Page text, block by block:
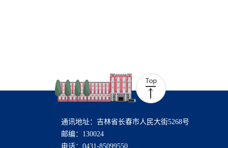
通讯地址：吉林省长春市人民大街5268号
邮编：130024
电话：0431-85099550